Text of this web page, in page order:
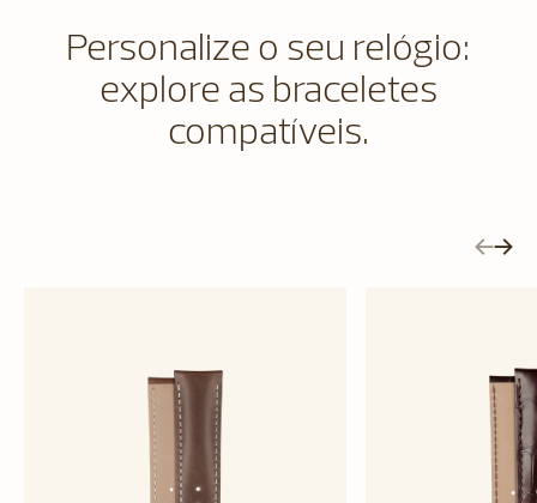
Personalize o seu relógio:
explore as braceletes
compatíveis.